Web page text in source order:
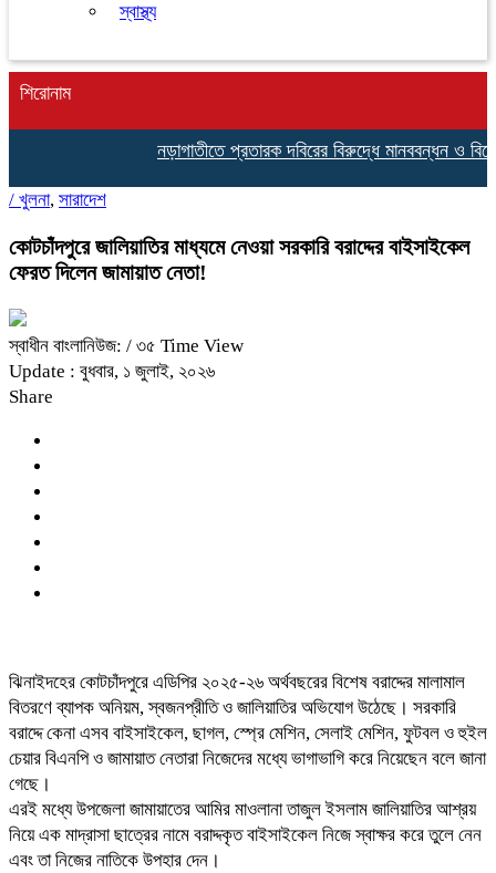
স্বাস্থ্য
শিরোনাম
নড়াগাতীতে প্রতারক দবিরের বিরুদ্ধে মানববন্ধন ও
/ খুলনা, সারাদেশ
কোটচাঁদপুরে জালিয়াতির মাধ্যমে নেওয়া সরকারি বরাদ্দের বাইসাইকেল
ফেরত দিলেন জামায়াত নেতা!
স্বাধীন বাংলানিউজ: / ৩৫ Time View
Update : বুধবার, ১ জুলাই, ২০২৬
Share
ঝিনাইদহের কোটচাঁদপুরে এডিপির ২০২৫-২৬ অর্থবছরের বিশেষ বরাদ্দের মালামাল
বিতরণে ব্যাপক অনিয়ম, স্বজনপ্রীতি ও জালিয়াতির অভিযোগ উঠেছে। সরকারি
বরাদ্দে কেনা এসব বাইসাইকেল, ছাগল, স্প্রে মেশিন, সেলাই মেশিন, ফুটবল ও হুইল
চেয়ার বিএনপি ও জামায়াত নেতারা নিজেদের মধ্যে ভাগাভাগি করে নিয়েছেন বলে জানা
গেছে।
এরই মধ্যে উপজেলা জামায়াতের আমির মাওলানা তাজুল ইসলাম জালিয়াতির আশ্রয়
নিয়ে এক মাদ্রাসা ছাত্রের নামে বরাদ্দকৃত বাইসাইকেল নিজে স্বাক্ষর করে তুলে নেন
এবং তা নিজের নাতিকে উপহার দেন।